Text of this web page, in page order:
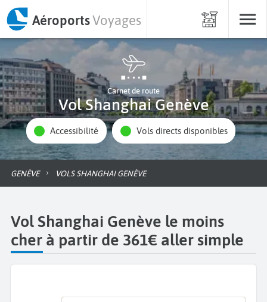
AéroportsVoyages
Carnet de route
Vol Shanghai Genève
Accessibilité Vols directs disponibles
GENÈVE VOLS SHANGHAI GENÈVE
Vol Shanghai Genève le moins
cher à partir de 361€ aller simple